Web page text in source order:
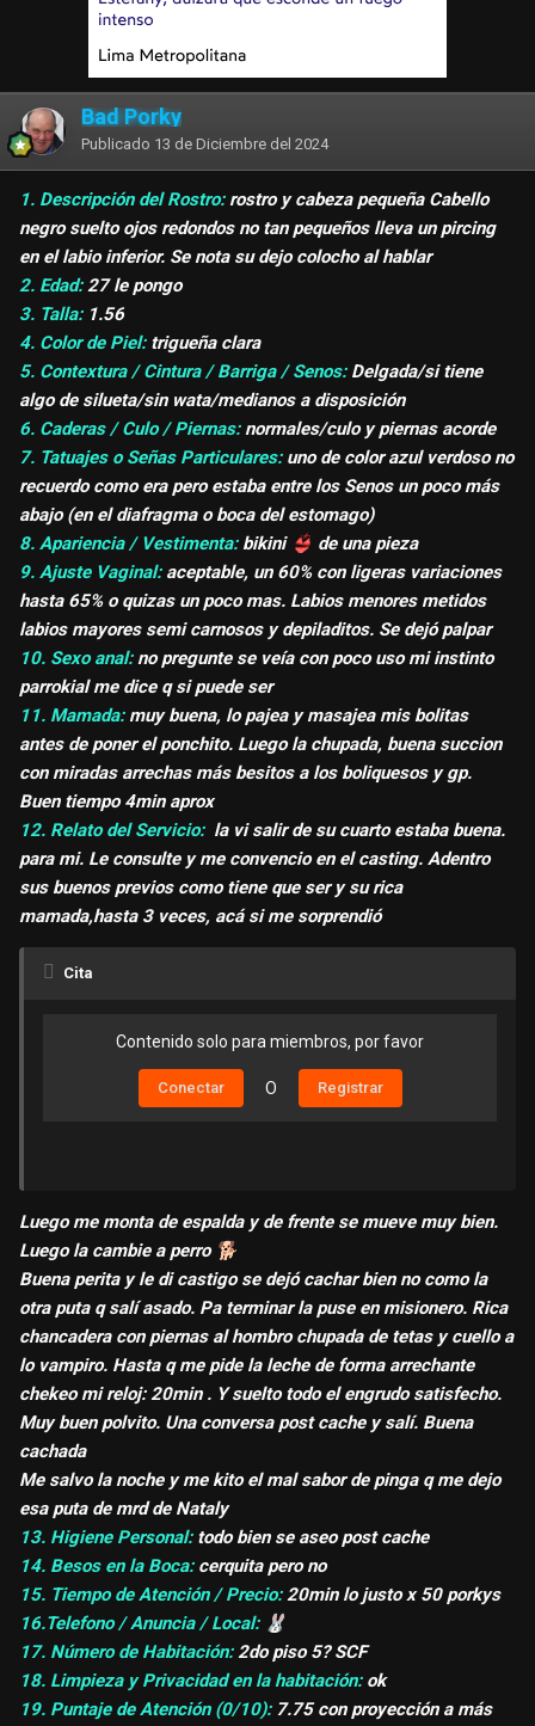
Bad Porky
Publicado 13 de Diciembre del 2024
1. Descripción del Rostro: rostro y cabeza pequeña Cabello
negro suelto ojos redondos no tan pequeños lleva un pircing
en el labio inferior. Se nota su dejo colocho al hablar
2. Edad:27 le pongo
3. Talla: 1.56
4. Color de Piel: trigueña clara
5. Contextura / Cintura / Barriga / Senos: Delgada/si tiene
algo de silueta/sin wata/medianos a disposición
6. Caderas / Culo / Piernas: normales/culo y piernas acorde
7. Tatuajes o Señas Particulares: uno de color azul verdoso no
recuerdo como era pero estaba entre los Senos un poco más
abajo (en el diafragma o boca del estomago)
8. Apariencia / Vestimenta: bikini 👙 de una pieza
9. Ajuste Vaginal: aceptable, un 60% con ligeras variaciones
hasta 65% o quizas un poco mas. Labios menores metidos
labios mayores semi carnosos y depiladitos. Se dejó palpar
10. Sexo anal: no pregunte se veía con poco uso mi instinto
parrokial me dice q si puede ser
11. Mamada: muy buena, lo pajea y masajea mis bolitas
antes de poner el ponchito. Luego la chupada, buena succion
con miradas arrechas más besitos a los boliquesos y gp.
Buen tiempo 4min aprox
12. Relato del Servicio: la vi salir de su cuarto estaba buena.
para mi. Le consulte y me convencio en el casting. Adentro
sus buenos previos como tiene que ser y su rica
mamada,hasta 3 veces, acá si me sorprendió
Cita
Contenido solo para miembros, por favor
Conectar O Registrar
Luego me monta de espalda y de frente se mueve muy bien.
Luego la cambie a perro 🐕
Buena perita y le di castigo se dejó cachar bien no como la
otra puta q salí asado. Pa terminar la puse en misionero. Rica
chancadera con piernas al hombro chupada de tetas y cuello a
lo vampiro. Hasta q me pide la leche de forma arrechante
chekeo mi reloj: 20min . Y suelto todo el engrudo satisfecho.
Muy buen polvito. Una conversa post cache y salí. Buena
cachada
Me salvo la noche y me kito el mal sabor de pinga q me dejo
esa puta de mrd de Nataly
13. Higiene Personal: todo bien se aseo post cache
14. Besos en la Boca: cerquita pero no
15. Tiempo de Atención / Precio:20min lo justo x 50 porkys
16.Telefono / Anuncia / Local: 🐰
17. Número de Habitación:2do piso 5? SCF
18. Limpieza y Privacidad en la habitación: ok
19. Puntaje de Atención (0/10): 7.75 con proyección a más